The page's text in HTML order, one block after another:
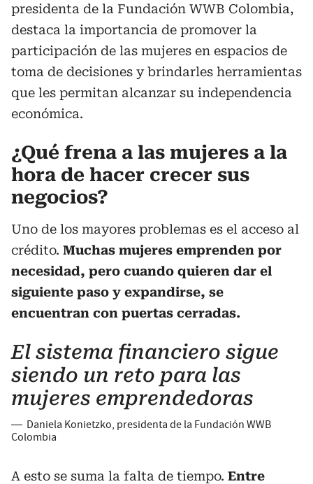
presidenta de la Fundación WWB Colombia,
destaca la importancia de promover la
participación de las mujeres en espacios de
toma de decisiones y brindarles herramientas
que les permitan alcanzar su independencia
económica.
¿Qué frena a las mujeres a la
hora de hacer crecer sus
negocios?
Uno de los mayores problemas es el acceso al
crédito. Muchas mujeres emprenden por
necesidad, pero cuando quieren dar el
siguiente paso y expandirse, se
encuentran con puertas cerradas.
El sistema financiero sigue
siendo un reto para las
mujeres emprendedoras
— Daniela Konietzko, presidenta de la Fundación WWB
Colombia
A esto se suma la falta de tiempo. Entre